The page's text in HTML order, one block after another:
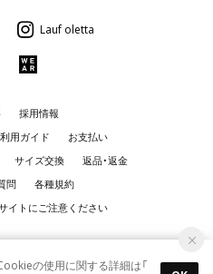
Lauf oletta
採用情報
用ガイド
お支払い
サイズ交換
返品・返金
問
各種規約
イトにご注意ください
の使用に関する詳細は「